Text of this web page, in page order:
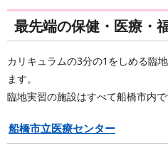
最先端の保健・医療・
カリキュラムの3分の1をしめる臨
ます。
臨地実習の施設はすべて船橋市内で
船橋市立医療センター